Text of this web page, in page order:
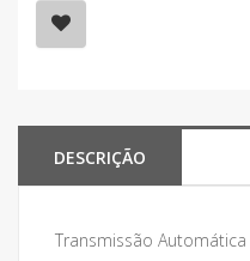
DESCRIÇÃO
Transmissão Automática